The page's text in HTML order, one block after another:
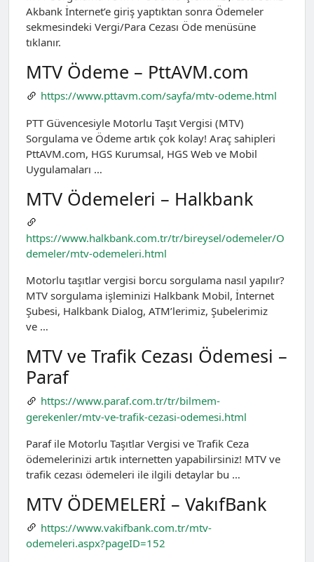
Akbank İnternet’e giriş yaptıktan sonra Ödemeler
sekmesindeki Vergi/Para Cezası Öde menüsüne
tıklanır.
MTV Ödeme – PttAVM.com
https://www.pttavm.com/sayfa/mtv-odeme.html
PTT Güvencesiyle Motorlu Taşıt Vergisi (MTV)
Sorgulama ve Ödeme artık çok kolay! Araç sahipleri
PttAVM.com, HGS Kurumsal, HGS Web ve Mobil
Uygulamaları …
MTV Ödemeleri – Halkbank
https://www.halkbank.com.tr/tr/bireysel/odemeler/O
demeler/mtv-odemeleri.html
Motorlu taşıtlar vergisi borcu sorgulama nasıl yapılır?
MTV sorgulama işleminizi Halkbank Mobil, İnternet
Şubesi, Halkbank Dialog, ATM’lerimiz, Şubelerimiz
ve …
MTV ve Trafik Cezası Ödemesi –
Paraf
https://www.paraf.com.tr/tr/bilmem-
gerekenler/mtv-ve-trafik-cezasi-odemesi.html
Paraf ile Motorlu Taşıtlar Vergisi ve Trafik Ceza
ödemelerinizi artık internetten yapabilirsiniz! MTV ve
trafik cezası ödemeleri ile ilgili detaylar bu …
MTV ÖDEMELERİ – VakıfBank
https://www.vakifbank.com.tr/mtv-
odemeleri.aspx?pageID=152